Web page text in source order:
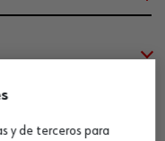
y de terceros para